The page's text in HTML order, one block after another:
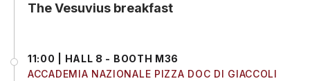
The Vesuvius breakfast
11:00 | HALL 8 - BOOTH M36
ACCADEMIA NAZIONALE PIZZA DOC DI GIACCOLI